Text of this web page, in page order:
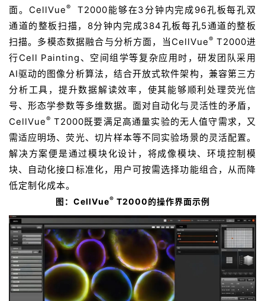
面。CellVue®
T2000能够在3分钟内完成96孔板每孔双
通道的整板扫描，8分钟内完成384孔板每孔5通道的整板
扫描。多模态数据融合与分析方面，当CellVue® T2000进
行Cell Painting、空间组学等复杂应用时，研发团队采用
AI驱动的图像分析算法，结合开放式软件架构，兼容第三方
分析工具，提升数据解读效率，使其能够顺利处理荧光信
号、形态学参数等多维数据。面对自动化与灵活性的矛盾，
CellVue® T2000既要满足高通量实验的无人值守需求，又
需适应明场、荧光、切片样本等不同实验场景的灵活配置。
解决方案便是通过模块化设计，将成像模块、环境控制模
块、自动化接口标准化，用户可按需选择功能组合，从而降
低定制化成本。
图：CellVue® T2000的操作界面示例